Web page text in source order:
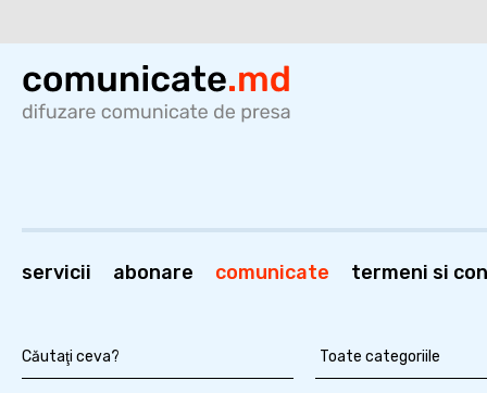
servicii abonare comunicate termeni si